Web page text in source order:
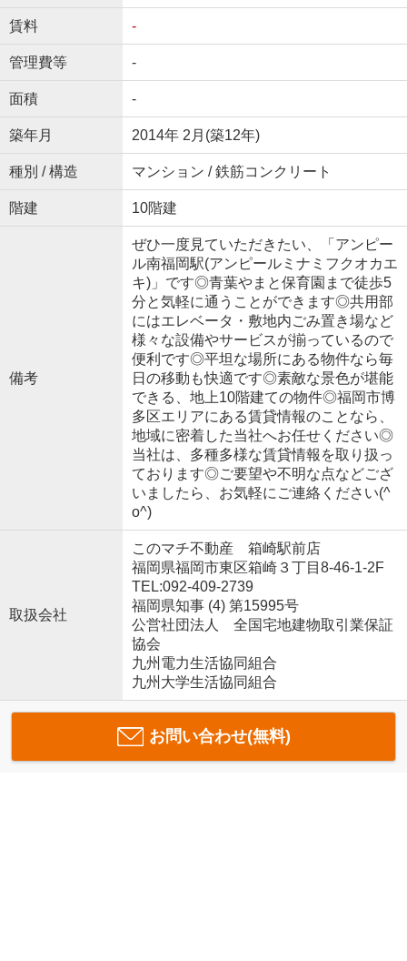
賃料 -
管理費等 -
面積 -
築年月 2014年 2月(築12年)
種別 / 構造 マンション / 鉄筋コンクリート
階建 10階建
備考
ぜひ一度見ていただきたい、「アンピー
ル南福岡駅(アンピールミナミフクオカエ
キ)」です◎青葉やまと保育園まで徒歩5
分と気軽に通うことができます◎共用部
にはエレベータ・敷地内ごみ置き場など
様々な設備やサービスが揃っているので
便利です◎平坦な場所にある物件なら毎
日の移動も快適です◎素敵な景色が堪能
できる、地上10階建ての物件◎福岡市博
多区エリアにある賃貸情報のことなら、
地域に密着した当社へお任せください◎
当社は、多種多様な賃貸情報を取り扱っ
ております◎ご要望や不明な点などござ
いましたら、お気軽にご連絡ください(^
o^)
取扱会社
このマチ不動産 箱崎駅前店
福岡県福岡市東区箱崎３丁目8-46-1-2F
TEL:092-409-2739
福岡県知事 (4) 第15995号
公営社団法人 全国宅地建物取引業保証
協会
九州電力生活協同組合
九州大学生活協同組合
お問い合わせ(無料)